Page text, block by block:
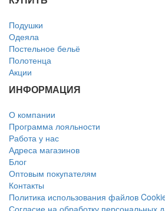
Подушки
Одеяла
Постельное бельё
Полотенца
Акции
ИНФОРМАЦИЯ
О компании
Программа лояльности
Работа у нас
Адреса магазинов
Блог
Оптовым покупателям
Контакты
Политика использования файлов
Согласие на обработку персональных